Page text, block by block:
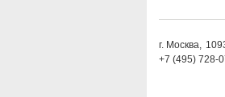
г. Москва,
+7 (495) 728-